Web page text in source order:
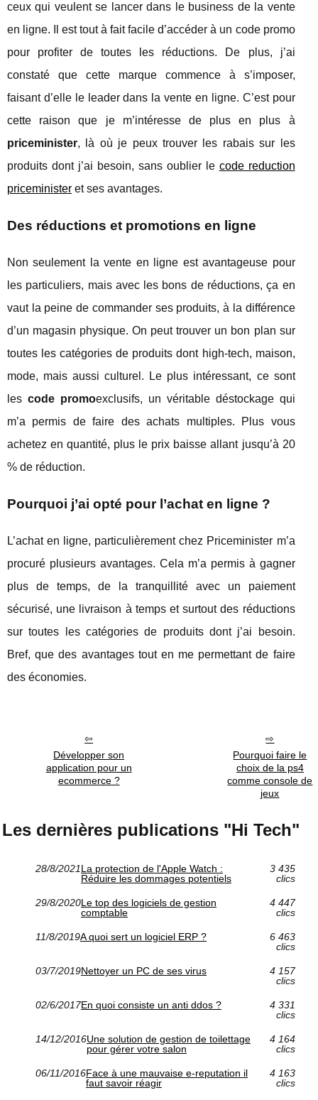
ceux qui veulent se lancer dans le business de la vente
en ligne. Il est tout à fait facile d’accéder à un code promo
pour profiter de toutes les réductions. De plus, j’ai
constaté que cette marque commence à s’imposer,
faisant d’elle le leader dans la vente en ligne. C’est pour
cette raison que je m’intéresse de plus en plus à
priceminister, là où je peux trouver les rabais sur les
produits dont j’ai besoin, sans oublier le code reduction
priceminister et ses avantages.
Des réductions et promotions en ligne
Non seulement la vente en ligne est avantageuse pour
les particuliers, mais avec les bons de réductions, ça en
vaut la peine de commander ses produits, à la différence
d’un magasin physique. On peut trouver un bon plan sur
toutes les catégories de produits dont high-tech, maison,
mode, mais aussi culturel. Le plus intéressant, ce sont
les code promoexclusifs, un véritable déstockage qui
m’a permis de faire des achats multiples. Plus vous
achetez en quantité, plus le prix baisse allant jusqu’à 20
% de réduction.
Pourquoi j’ai opté pour l’achat en ligne ?
L’achat en ligne, particulièrement chez Priceminister m’a
procuré plusieurs avantages. Cela m’a permis à gagner
plus de temps, de la tranquillité avec un paiement
sécurisé, une livraison à temps et surtout des réductions
sur toutes les catégories de produits dont j’ai besoin.
Bref, que des avantages tout en me permettant de faire
des économies.
Développer son
application pour un
ecommerce ?
Pourquoi faire le
choix de la ps4
comme console de
jeux
Les dernières publications "Hi Tech"
28/8/2021La protection de l'Apple Watch :
Réduire les dommages potentiels
3 435
clics
29/8/2020Le top des logiciels de gestion
comptable
4 447
clics
11/8/2019A quoi sert un logiciel ERP ?
6 463
clics
03/7/2019Nettoyer un PC de ses virus
4 157
clics
02/6/2017En quoi consiste un anti ddos ?
4 331
clics
14/12/2016Une solution de gestion de toilettage
pour gérer votre salon
4 164
clics
06/11/2016Face à une mauvaise e-reputation il
faut savoir réagir
4 163
clics